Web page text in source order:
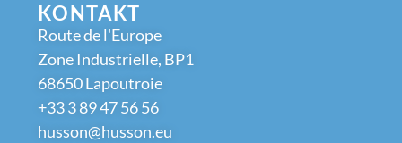
KONTAKT
Route de l'Europe
Zone Industrielle, BP1
68650 Lapoutroie
+33 3 89 47 56 56
husson@husson.eu